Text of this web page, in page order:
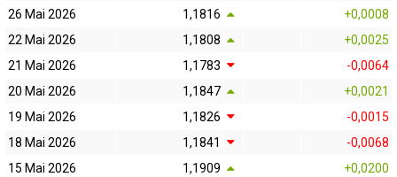
26 Mai 2026 1,1816
+0,0008
22 Mai 2026
1,1808
+0,0025
21 Mai 2026
1,1783
-0,0064
20 Mai 2026
1,1847
+0,0021
19 Mai 2026
1,1826
-0,0015
18 Mai 2026
1,1841
-0,0068
15 Mai 2026
1,1909
+0,0200